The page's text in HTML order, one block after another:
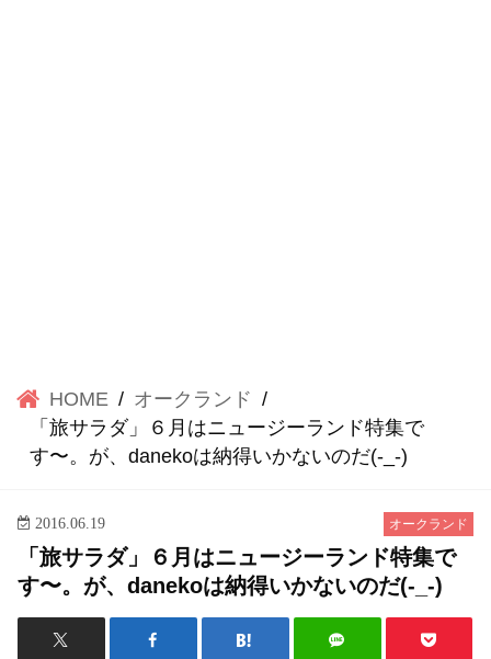
HOME
オークランド
「旅サラダ」６月はニュージーランド特集で
す〜。が、danekoは納得いかないのだ(-_-)
オークランド
2016.06.19
「旅サラダ」６月はニュージーランド特集で
す〜。が、danekoは納得いかないのだ(-_-)